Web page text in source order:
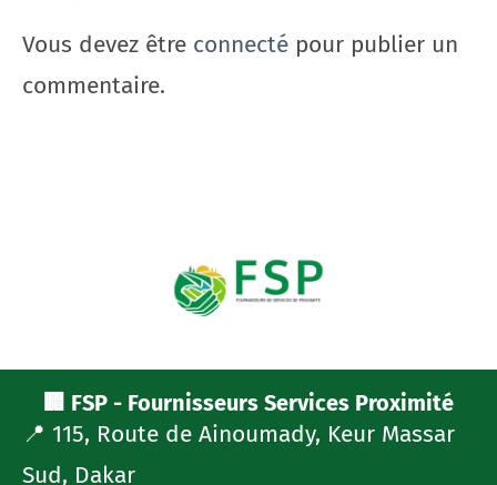
Vous devez être connecté pour publier un
commentaire.
🏢 FSP - Fournisseurs Services Proximité
📍 115, Route de Ainoumady, Keur Massar
Sud, Dakar